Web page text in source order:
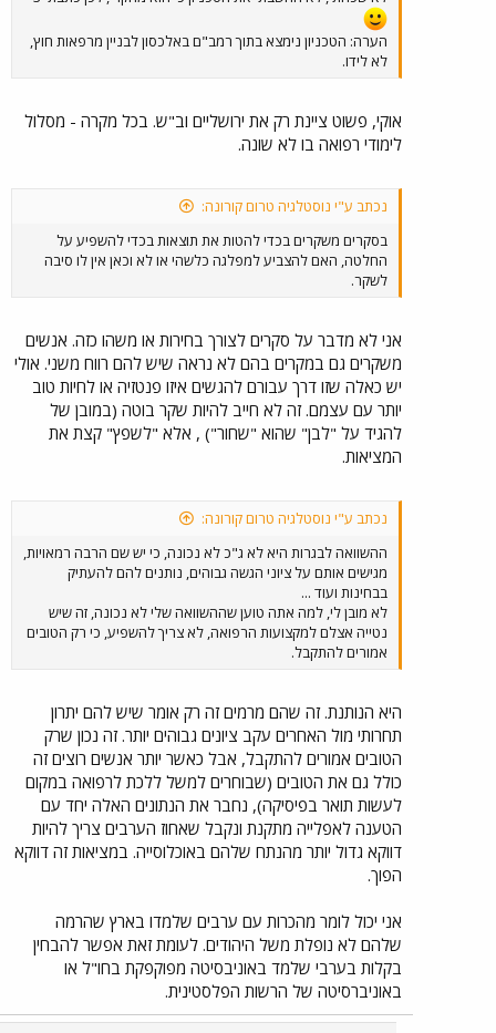
הערה: הטכניון נימצא בתוך רמב"ם באלכסון לבניין מרפאות חוץ,
לא לידו.
אוקי, פשוט ציינת רק את ירושליים וב"ש. בכל מקרה - מסלול
לימודי רפואה בו לא שונה.
נכתב ע"י נוסטלגיה טרום קורונה:
בסקרים משקרים בכדי להטות את תוצאות בכדי להשפיע על
החלטה, האם להצביע למפלגה כלשהי או לא וכאן אין לו סיבה
לשקר.
אני לא מדבר על סקרים לצורך בחירות או משהו כזה. אנשים
משקרים גם במקרים בהם לא נראה שיש להם רווח משני. אולי
יש כאלה שזו דרך עבורם להגשים איזו פנטזיה או לחיות טוב
יותר עם עצמם. זה לא חייב להיות שקר בוטה (במובן של
להגיד על "לבן" שהוא "שחור") , אלא "לשפץ" קצת את
המציאות.
נכתב ע"י נוסטלגיה טרום קורונה:
ההשוואה לבגרות היא לא ג"כ לא נכונה, כי יש שם הרבה רמאויות,
מגישים אותם על ציוני הגשה גבוהים, נותנים להם להעתיק
בבחינות ועוד ...
לא מובן לי, למה אתה טוען שההשוואה שלי לא נכונה, זה שיש
נטייה אצלם למקצועות הרפואה, לא צריך להשפיע, כי רק הטובים
אמורים להתקבל.
היא הנותנת. זה שהם מרמים זה רק אומר שיש להם יתרון
תחרותי מול האחרים עקב ציונים גבוהים יותר. זה נכון שרק
הטובים אמורים להתקבל, אבל כאשר יותר אנשים רוצים זה
כולל גם את הטובים (שבוחרים למשל ללכת לרפואה במקום
לעשות תואר בפיסיקה), נחבר את הנתונים האלה יחד עם
הטענה לאפלייה מתקנת ונקבל שאחוז הערבים צריך להיות
דווקא גדול יותר מהנתח שלהם באוכלוסייה. במציאות זה דווקא
הפוך.
אני יכול לומר מהכרות עם ערבים שלמדו בארץ שהרמה
שלהם לא נופלת משל היהודים. לעומת זאת אפשר להבחין
בקלות בערבי שלמד באוניבסיטה מפוקפקת בחו"ל או
באוניברסיטה של הרשות הפלסטינית.